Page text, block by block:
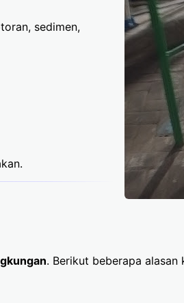
sedimen,
. Berikut beberapa alasan